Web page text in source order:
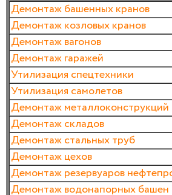
Демонтаж башенных кранов
Демонтаж козловых кранов
Демонтаж вагонов
Демонтаж гаражей
Утилизация спецтехники
Утилизация самолетов
Демонтаж металлоконструкций
Демонтаж складов
Демонтаж стальных труб
Демонтаж цехов
Демонтаж резервуаров
Демонтаж водонапорных башен